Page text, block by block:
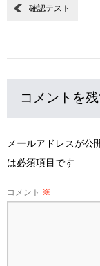
確認テスト
コメントを
メールアドレスが公
は必須項目です
コメント ※